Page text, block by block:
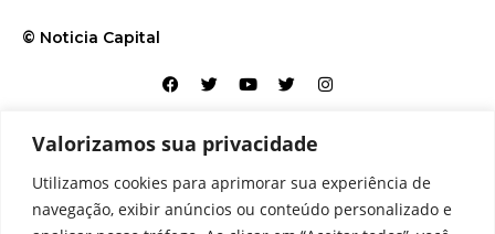
Valorizamos sua privacidade
Utilizamos cookies para aprimorar sua experiência de
navegação, exibir anúncios ou conteúdo personalizado e
© Noticia Capital
Contato Home Aviso legal Configurações de cookies
Equipe Perfil Política de cookies Serviços